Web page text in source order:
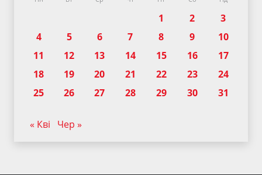
1 2
3
4
5 6 7 8 9
10
11
12 13 14 15 16
17
18
19 20 21 22 23
24
25
26 27 28 29 30 31
« Кві Чер »